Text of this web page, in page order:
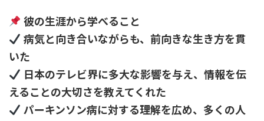
彼の生涯から学べること
病気と向き合いながらも、前向きな生き方を貫
いた
日本のテレビ界に多大な影響を与え、情報を伝
えることの大切さを教えてくれた
パーキンソン病に対する理解を広め、多くの人